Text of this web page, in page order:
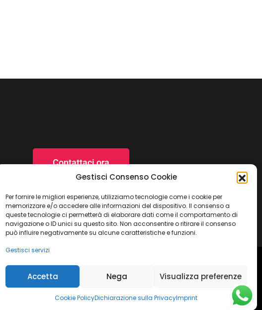
Gestisci Consenso Cookie
Per fornire le migliori esperienze, utilizziamo tecnologie come i cookie per
memorizzare e/o accedere alle informazioni del dispositivo. Il consenso a
queste tecnologie ci permetterà di elaborare dati come il comportamento di
navigazione o ID unici su questo sito. Non acconsentire o ritirare il consenso
può influire negativamente su alcune caratteristiche e funzioni.
Gestisci servizi
Accetta Nega Visualizza preferenze
Cookie PolicyDichiarazione sulla PrivacyImprint
Contattaci ora
Dichiarazione sulla Privacy Termini e condizioni
Imprint
Dichiarazione sulla Privacy